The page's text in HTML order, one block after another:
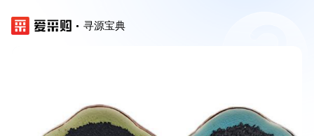
寻源宝典